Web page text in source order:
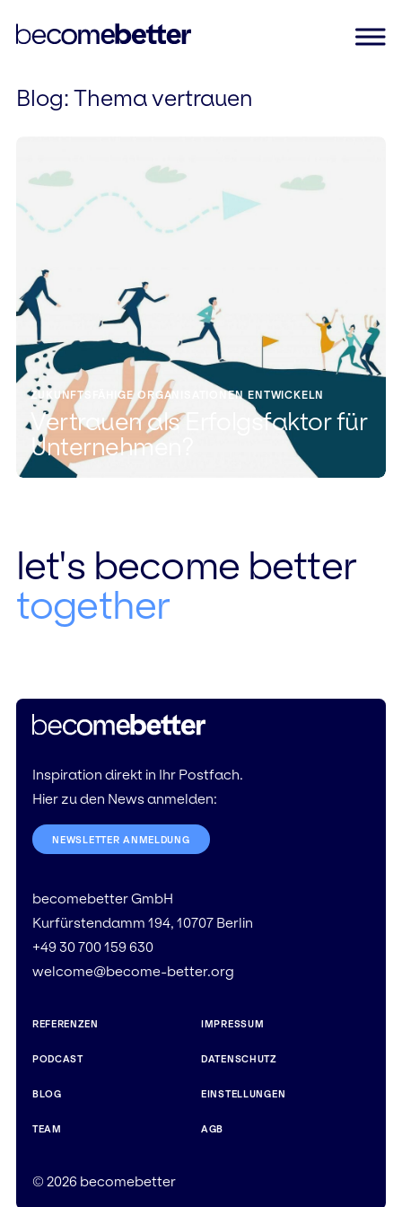
SkipBlog: Thema vertrauen
ZUKUNFTSFÄHIGE ORGANISATIONEN ENTWICKELN
Vertrauen als Erfolgsfaktor für
Unternehmen?
let's become better
together
Inspiration direkt in Ihr Postfach.
Hier zu den News anmelden:
NEWSLETTER ANMELDUNG
becomebetter GmbH
Kurfürstendamm 194, 10707 Berlin
+49 30 700 159 630
welcome@become-better.org
REFERENZEN
PODCAST
BLOG
TEAM
IMPRESSUM
DATENSCHUTZ
EINSTELLUNGEN
AGB
© 2026 becomebetter